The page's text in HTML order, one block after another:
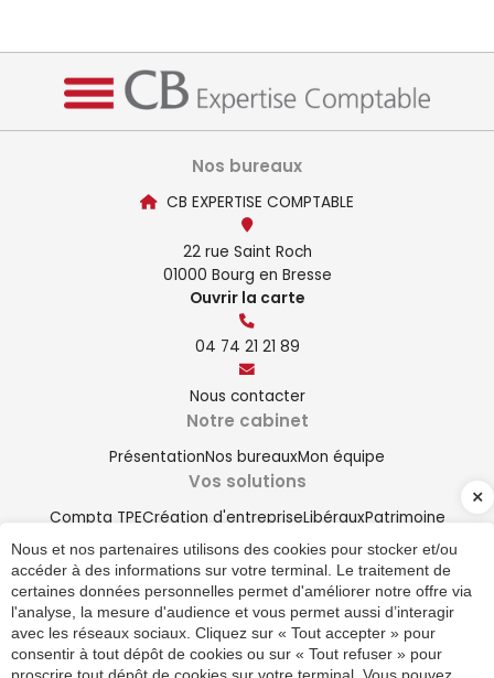
Espace client
Nos bureaux
CB EXPERTISE COMPTABLE
22 rue Saint Roch
01000 Bourg en Bresse
Ouvrir la carte
04 74 21 21 89
Nous contacter
Notre cabinet
PrésentationNos bureauxMon équipe
Vos solutions
Compta TPECréation d'entrepriseLibérauxPatrimoine
Actualités
SocialFiscalitéJuridiqueHigh-Tech Patrimoine
Secteurs
AutomobilesBTPCommerceHCRSantéTransport Économie
Nous et nos partenaires utilisons des cookies pour stocker et/ou
accéder à des informations sur votre terminal. Le traitement de
certaines données personnelles permet d'améliorer notre offre via
l'analyse, la mesure d'audience et vous permet aussi d’interagir
avec les réseaux sociaux. Cliquez sur « Tout accepter » pour
consentir à tout dépôt de cookies ou sur « Tout refuser » pour